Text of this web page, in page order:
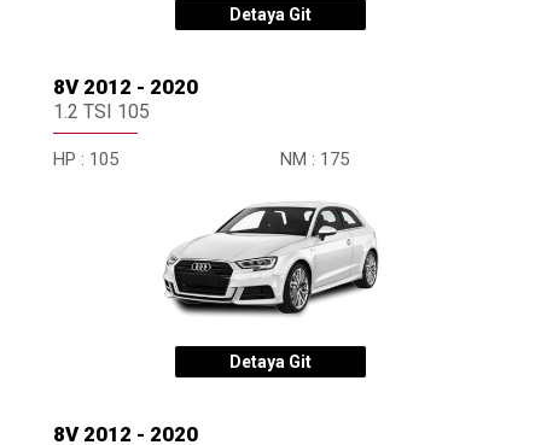
Detaya Git
8V 2012 - 2020
1.2 TSI 105
HP : 105 NM : 175
Detaya Git
8V 2012 - 2020